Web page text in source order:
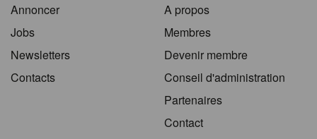
Annoncer
Jobs
Newsletters
Contacts
A propos
Membres
Devenir membre
Conseil d'administration
Partenaires
Contact